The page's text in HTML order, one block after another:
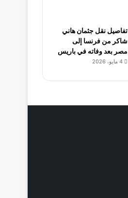
تفاصيل نقل جثمان هاني
شاكر من فرنسا إلى
مصر بعد وفاته في باريس
4 مايو، 2026